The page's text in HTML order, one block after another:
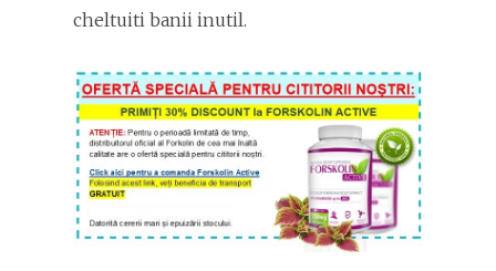
cheltuiti banii inutil.